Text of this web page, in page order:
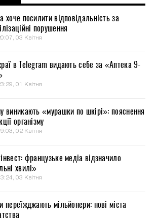
хоче посилити відповідальність за
порушення
03 Квітня
в Telegram видають себе за «Аптека 9-
01 Квітня
виникають «мурашки по шкірі»: пояснення
організму
02 Квітня
французьке медіа відзначило
хвилі»
03 Квітня
переїжджають мільйонери: нові міста